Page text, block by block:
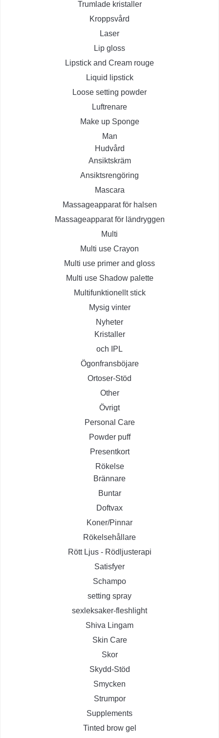
Trumlade kristaller
Kroppsvård
Laser
Lip gloss
Lipstick and Cream rouge
Liquid lipstick
Loose setting powder
Luftrenare
Make up Sponge
Man
Hudvård
Ansiktskräm
Ansiktsrengöring
Mascara
Massageapparat för halsen
Massageapparat för ländryggen
Multi
Multi use Crayon
Multi use primer and gloss
Multi use Shadow palette
Multifunktionellt stick
Mysig vinter
Nyheter
Kristaller
och IPL
Ögonfransböjare
Ortoser-Stöd
Other
Övrigt
Personal Care
Powder puff
Presentkort
Rökelse
Brännare
Buntar
Doftvax
Koner/Pinnar
Rökelsehållare
Rött Ljus - Rödljusterapi
Satisfyer
Schampo
setting spray
sexleksaker-fleshlight
Shiva Lingam
Skin Care
Skor
Skydd-Stöd
Smycken
Strumpor
Supplements
Tinted brow gel